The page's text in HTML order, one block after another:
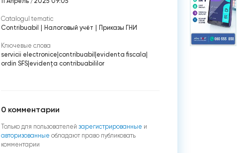
Catalogul tematic
Contribuabil
Налоговый учёт Приказы ГНИ
Ключевые слова
servicii electronice contribuabil evidenta fiscala
ordin SFS| evidența contribuabililor
0 комментарии
Только для пользователей зарегистрированные и
авторизованные обладают право публиковать
комментарии